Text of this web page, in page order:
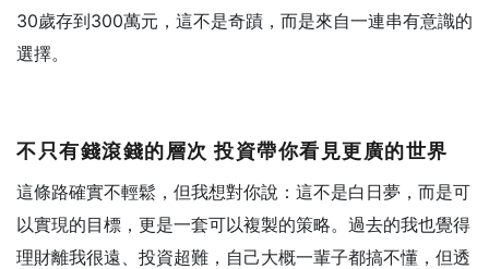
30歲存到300萬元，這不是奇蹟，而是來自一連串有意識的
選擇。
不只有錢滾錢的層次投資帶你看見更廣的世界
這條路確實不輕鬆，但我想對你說：這不是白日夢，而是可
以實現的目標，更是一套可以複製的策略。過去的我也覺得
理財離我很遠、投資超難，自己大概一輩子都搞不懂，但透